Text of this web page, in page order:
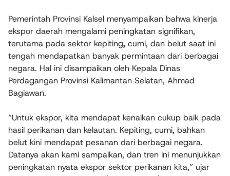
Pemerintah Provinsi Kalsel menyampaikan bahwa kinerja
ekspor daerah mengalami peningkatan signifikan,
terutama pada sektor kepiting, cumi, dan belut saat ini
tengah mendapatkan banyak permintaan dari berbagai
negara. Hal ini disampaikan oleh Kepala Dinas
Perdagangan Provinsi Kalimantan Selatan, Ahmad
Bagiawan.
“Untuk ekspor, kita mendapat kenaikan cukup baik pada
hasil perikanan dan kelautan. Kepiting, cumi, bahkan
belut kini mendapat pesanan dari berbagai negara.
Datanya akan kami sampaikan, dan tren ini menunjukkan
peningkatan nyata ekspor sektor perikanan kita,” ujar